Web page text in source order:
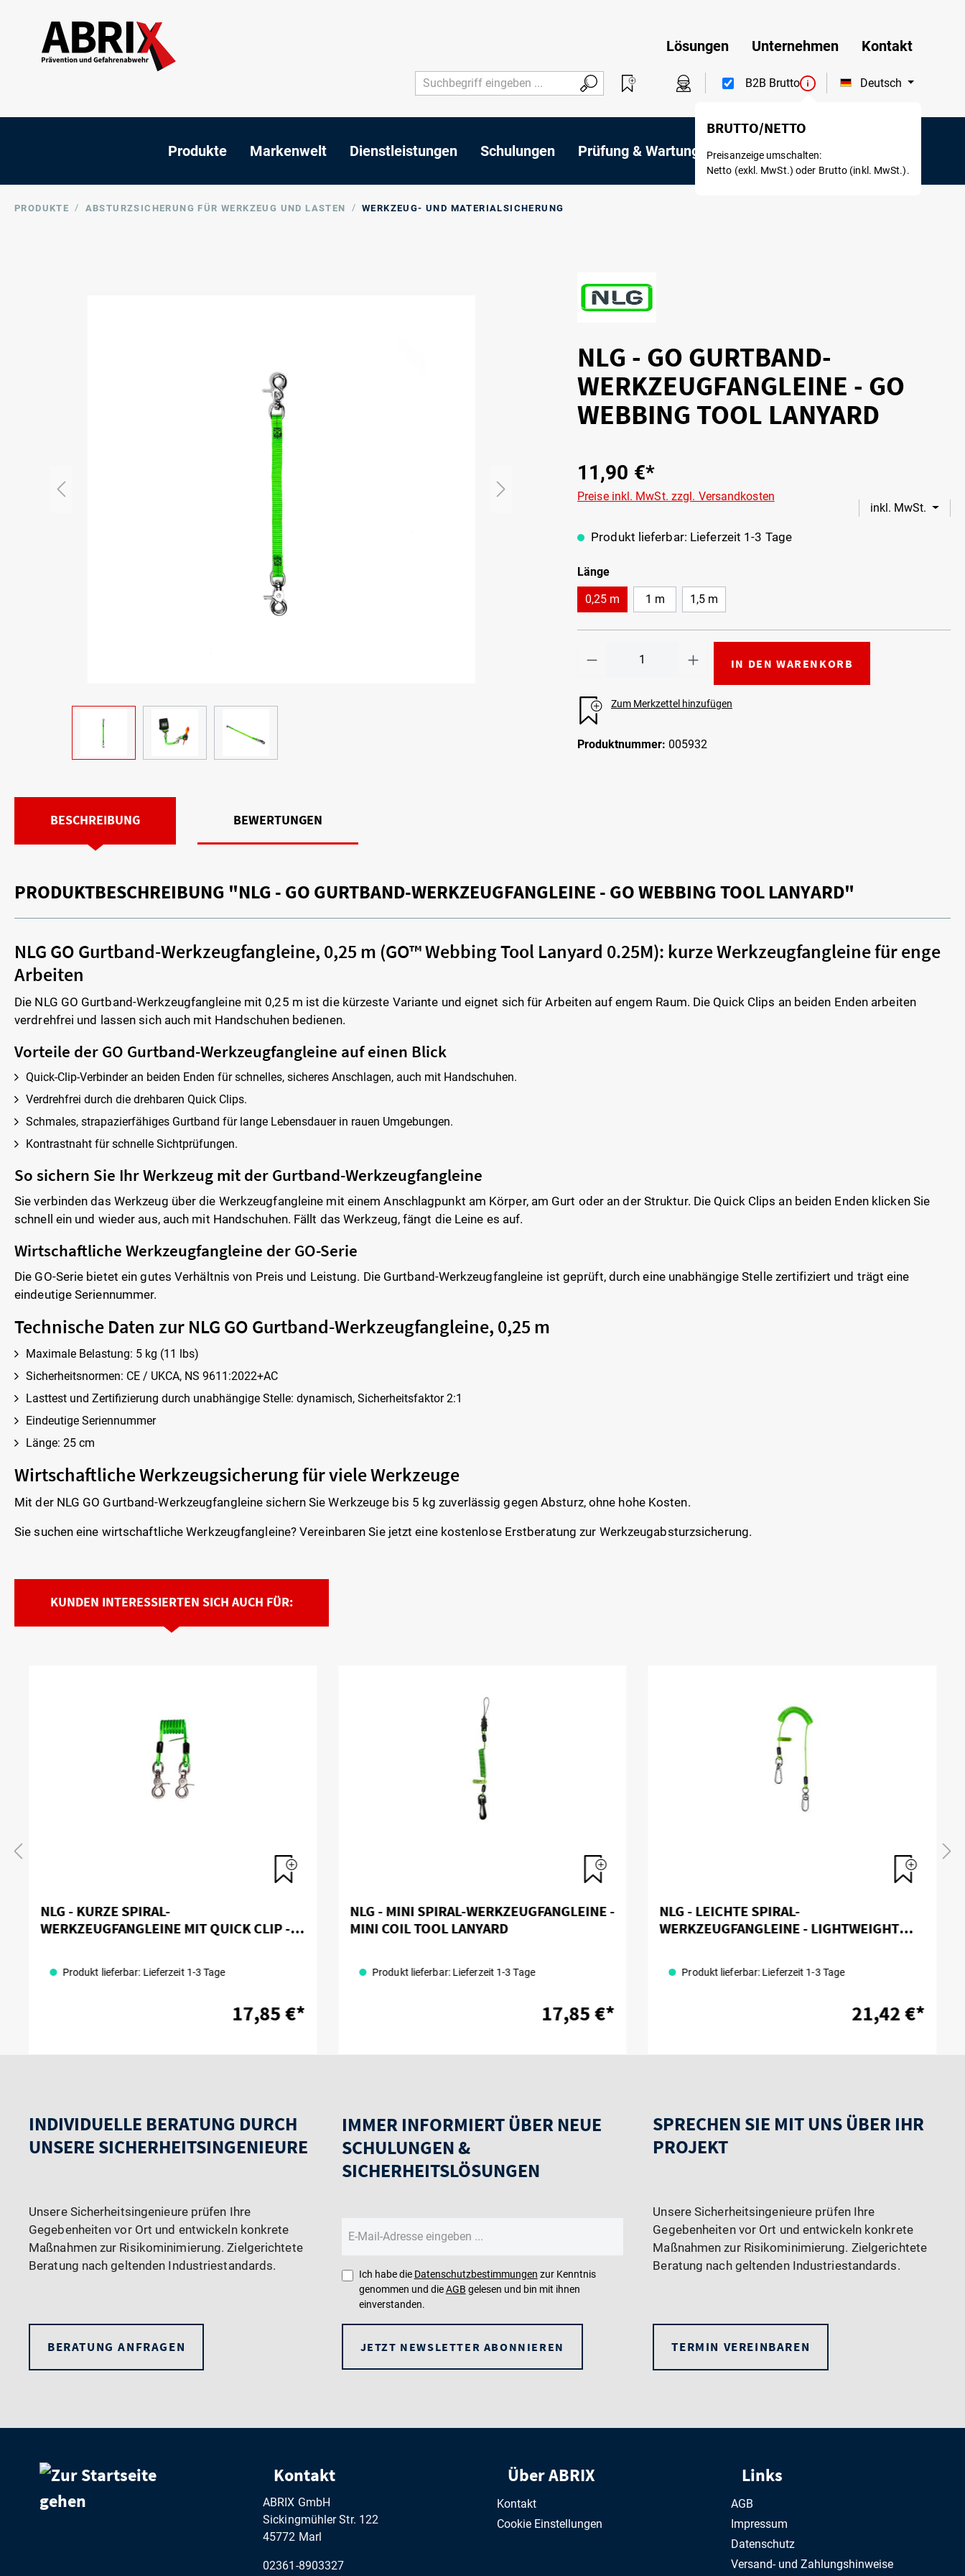
Lösungen Unternehmen Kontakt
B2B Brutto Deutsch
Produkte Markenwelt Dienstleistungen Schulungen Prüfung & Wartung Mietservice
PRODUKTE / ABSTURZSICHERUNG FÜR WERKZEUG UND LASTEN / WERKZEUG- UND MATERIALSICHERUNG
NLG - GO GURTBAND-
WERKZEUGFANGLEINE - GO
WEBBING TOOL LANYARD
11,90 €*
inkl. MwSt.
Preise inkl. MwSt. zzgl. Versandkosten
Produkt lieferbar: Lieferzeit 1-3 Tage
Länge
0,25 m
1 m 1,5 m
IN DEN WARENKORB
Zum Merkzettel hinzufügen
Produktnummer: 005932
BESCHREIBUNG BEWERTUNGEN
PRODUKTBESCHREIBUNG "NLG - GO GURTBAND-WERKZEUGFANGLEINE - GO WEBBING TOOL LANYARD"
NLG GO Gurtband-Werkzeugfangleine, 0,25 m (GO™ Webbing Tool Lanyard 0.25M): kurze Werkzeugfangleine für enge
Arbeiten
Die NLG GO Gurtband-Werkzeugfangleine mit 0,25 m ist die kürzeste Variante und eignet sich für Arbeiten auf engem Raum. Die Quick Clips an beiden Enden arbeiten
verdrehfrei und lassen sich auch mit Handschuhen bedienen.
Vorteile der GO Gurtband-Werkzeugfangleine auf einen Blick
Quick-Clip-Verbinder an beiden Enden für schnelles, sicheres Anschlagen, auch mit Handschuhen.
Verdrehfrei durch die drehbaren Quick Clips.
Schmales, strapazierfähiges Gurtband für lange Lebensdauer in rauen Umgebungen.
Kontrastnaht für schnelle Sichtprüfungen.
So sichern Sie Ihr Werkzeug mit der Gurtband-Werkzeugfangleine
Sie verbinden das Werkzeug über die Werkzeugfangleine mit einem Anschlagpunkt am Körper, am Gurt oder an der Struktur. Die Quick Clips an beiden Enden klicken Sie
schnell ein und wieder aus, auch mit Handschuhen. Fällt das Werkzeug, fängt die Leine es auf.
Wirtschaftliche Werkzeugfangleine der GO-Serie
Die GO-Serie bietet ein gutes Verhältnis von Preis und Leistung. Die Gurtband-Werkzeugfangleine ist geprüft, durch eine unabhängige Stelle zertifiziert und trägt eine
eindeutige Seriennummer.
Technische Daten zur NLG GO Gurtband-Werkzeugfangleine, 0,25 m
Maximale Belastung: 5 kg (11 lbs)
Sicherheitsnormen: CE / UKCA, NS 9611:2022+AC
Lasttest und Zertifizierung durch unabhängige Stelle: dynamisch, Sicherheitsfaktor 2:1
Eindeutige Seriennummer
Länge: 25 cm
Wirtschaftliche Werkzeugsicherung für viele Werkzeuge
Mit der NLG GO Gurtband-Werkzeugfangleine sichern Sie Werkzeuge bis 5 kg zuverlässig gegen Absturz, ohne hohe Kosten.
Sie suchen eine wirtschaftliche Werkzeugfangleine? Vereinbaren Sie jetzt eine kostenlose Erstberatung zur Werkzeugabsturzsicherung.
KUNDEN INTERESSIERTEN SICH AUCH FÜR:
NLG - KURZE SPIRAL-
WERKZEUGFANGLEINE MIT QUICK CLIP -
Produkt lieferbar: Lieferzeit 1-3 Tage
17,85 €*
NLG - MINI SPIRAL-WERKZEUGFANGLEINE -
MINI COIL TOOL LANYARD
Produkt lieferbar: Lieferzeit 1-3 Tage
17,85 €*
NLG - LEICHTE SPIRAL-
WERKZEUGFANGLEINE - LIGHTWEIGHT
Produkt lieferbar: Lieferzeit 1-3 Tage
21,42 €*
INDIVIDUELLE BERATUNG DURCH
UNSERE SICHERHEITSINGENIEURE
Unsere Sicherheitsingenieure prüfen Ihre
Gegebenheiten vor Ort und entwickeln konkrete
Maßnahmen zur Risikominimierung. Zielgerichtete
Beratung nach geltenden Industriestandards.
BERATUNG ANFRAGEN
IMMER INFORMIERT ÜBER NEUE
SCHULUNGEN &
SICHERHEITSLÖSUNGEN
Ich habe die Datenschutzbestimmungen zur Kenntnis
genommen und dieAGB gelesen und bin mit ihnen
einverstanden.
JETZT NEWSLETTER ABONNIEREN
SPRECHEN SIE MIT UNS ÜBER IHR
PROJEKT
Unsere Sicherheitsingenieure prüfen Ihre
Gegebenheiten vor Ort und entwickeln konkrete
Maßnahmen zur Risikominimierung. Zielgerichtete
Beratung nach geltenden Industriestandards.
TERMIN VEREINBAREN
Kontakt
ABRIX GmbH
Sickingmühler Str. 122
45772 Marl
02361-8903327
Über ABRIX
Kontakt
Cookie Einstellungen
Links
AGB
Impressum
Datenschutz
Versand- und Zahlungshinweise